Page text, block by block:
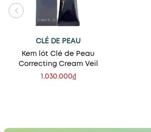
CLÉ DE PEAU
Kem lót Clé de Peau
Correcting Cream Veil
1.030.000₫